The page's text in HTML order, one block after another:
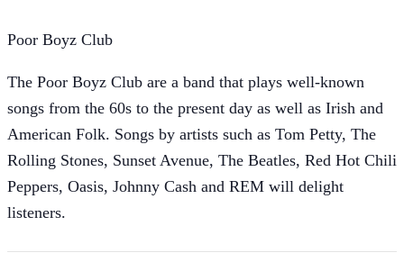
Poor Boyz Club
The Poor Boyz Club are a band that plays well-known
songs from the 60s to the present day as well as Irish and
American Folk. Songs by artists such as Tom Petty, The
Rolling Stones, Sunset Avenue, The Beatles, Red Hot Chili
Peppers, Oasis, Johnny Cash and REM will delight
listeners.